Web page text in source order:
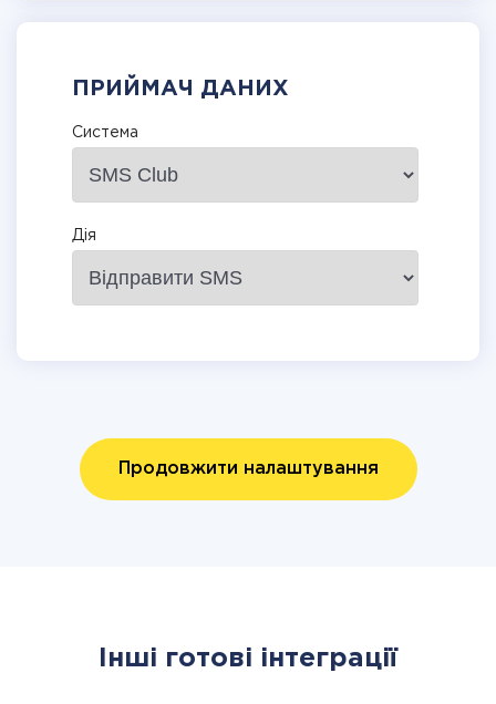
ПРИЙМАЧ ДАНИХ
Система
Дія
Продовжити налаштування
Інші готові інтеграції